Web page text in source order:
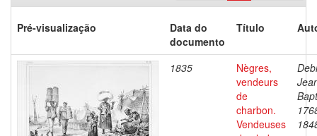
Pré-visualização
Data do
documento
Título
1835
Nègres,
vendeurs
de
charbon.
Vendeuses